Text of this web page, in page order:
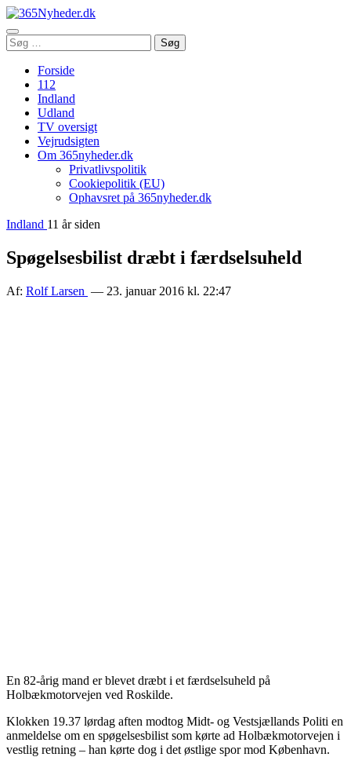
Åbn
menu
Søg
efter:
Søg
Forside
112
Indland
Udland
TV oversigt
Vejrudsigten
Om 365nyheder.dk
Privatlivspolitik
Cookiepolitik (EU)
Ophavsret på 365nyheder.dk
Indland 11 år siden
Spøgelsesbilist dræbt i færdselsuheld
Af: Rolf Larsen — 23. januar 2016 kl. 22:47
En 82-årig mand er blevet dræbt i et færdselsuheld på
Holbækmotorvejen ved Roskilde.
Klokken 19.37 lørdag aften modtog Midt- og Vestsjællands Politi en
anmeldelse om en spøgelsesbilist som kørte ad Holbækmotorvejen i
vestlig retning – han kørte dog i det østlige spor mod København.